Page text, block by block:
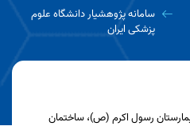
سامانه پژوهشیار دانشگاه علوم
پزشکی ایران
رسول اکرم (ص)، ساختمان